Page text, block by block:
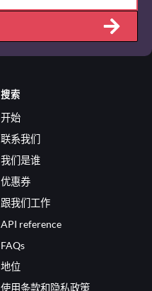
搜索
开始
联系我们
我们是谁
优惠券
跟我们工作
API reference
FAQs
地位
使用条款和隐私政策